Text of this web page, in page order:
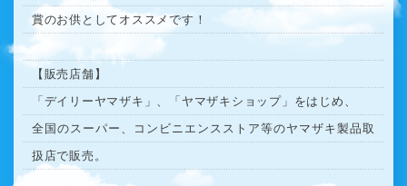
賞のお供としてオススメです！
【販売店舗】
「デイリーヤマザキ」、「ヤマザキショップ」をはじめ、
全国のスーパー、コンビニエンスストア等のヤマザキ製品取
扱店で販売。